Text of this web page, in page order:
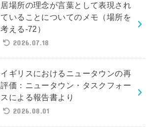
居場所の理念が言葉として表現され
ていることについてのメモ（場所を
考える-72）
2026.07.18
イギリスにおけるニュータウンの再
評価：ニュータウン・タスクフォー
スによる報告書より
2026.08.01